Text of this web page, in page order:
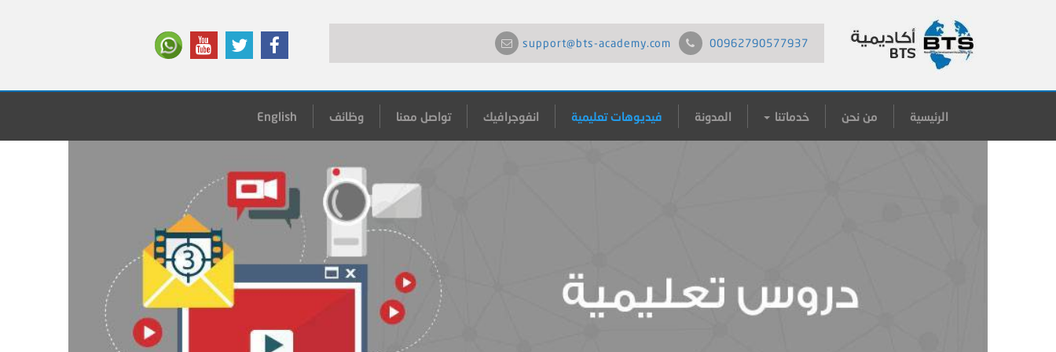
00962790577937
support@bts-academy.com
الرئيسية من نحن خدماتنا المدونة فيديوهات تعليمية انفوجرافيك تواصل معنا وظائف English